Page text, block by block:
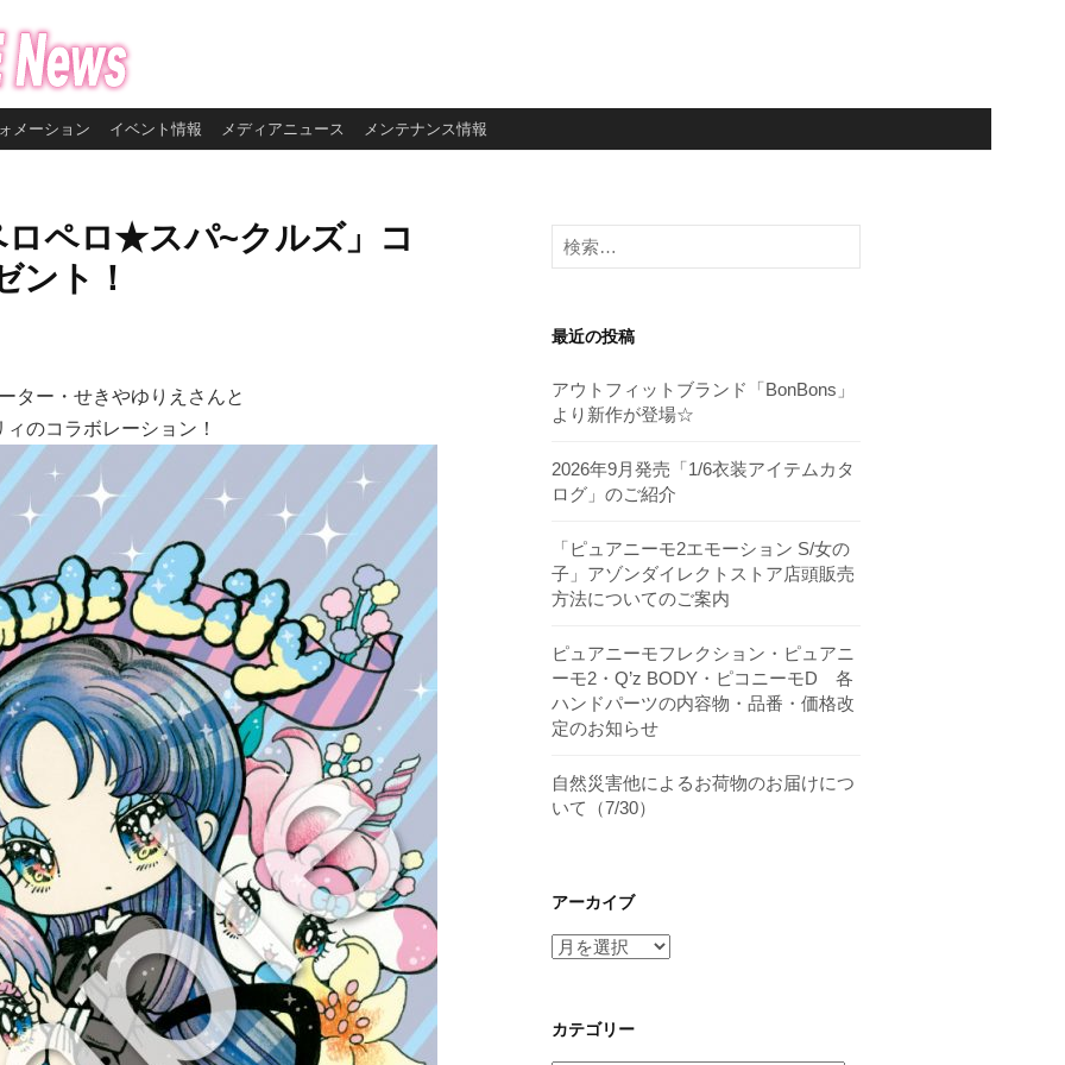
メーション イベント情報 メディアニュース メンテナンス情報
ペロ★スパ~クルズ」コ
ント！
ター・せきやゆりえさんと
のコラボレーション！
検
索:
最近の投稿
アウトフィットブランド「BonBons」
より新作が登場☆
2026年9月発売「1/6衣装アイテムカタ
ログ」のご紹介
「ピュアニーモ2エモーション S/女の
子」アゾンダイレクトストア店頭販売
方法についてのご案内
ピュアニーモフレクション・ピュアニ
ーモ2・Q’z BODY・ピコニーモD 各
ハンドパーツの内容物・品番・価格改
定のお知らせ
自然災害他によるお荷物のお届けにつ
いて（7/30）
アーカイブ
ア
イ
ブ
カテゴリー